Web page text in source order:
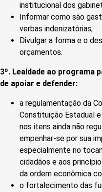
institucional dos
Informar como são
verbas indenizatórias;
Divulgar a forma e o
orçamentos.
3º. Lealdade ao programa
de apoiar e defender:
a regulamentação da
Constituição Estadual
nos itens ainda não
empenhar-se por sua
especialmente no
cidadãos e aos
da ordem econômica
o fortalecimento das